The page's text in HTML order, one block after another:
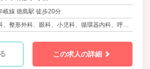
岐線 徳島駅 徒歩20分
、整形外科、眼科、小児科、循環器内科、呼吸
酔科、リウマチ科、ﾘﾊﾋﾞﾘﾃｰｼｮﾝ科、放射線科、
この求人の詳細